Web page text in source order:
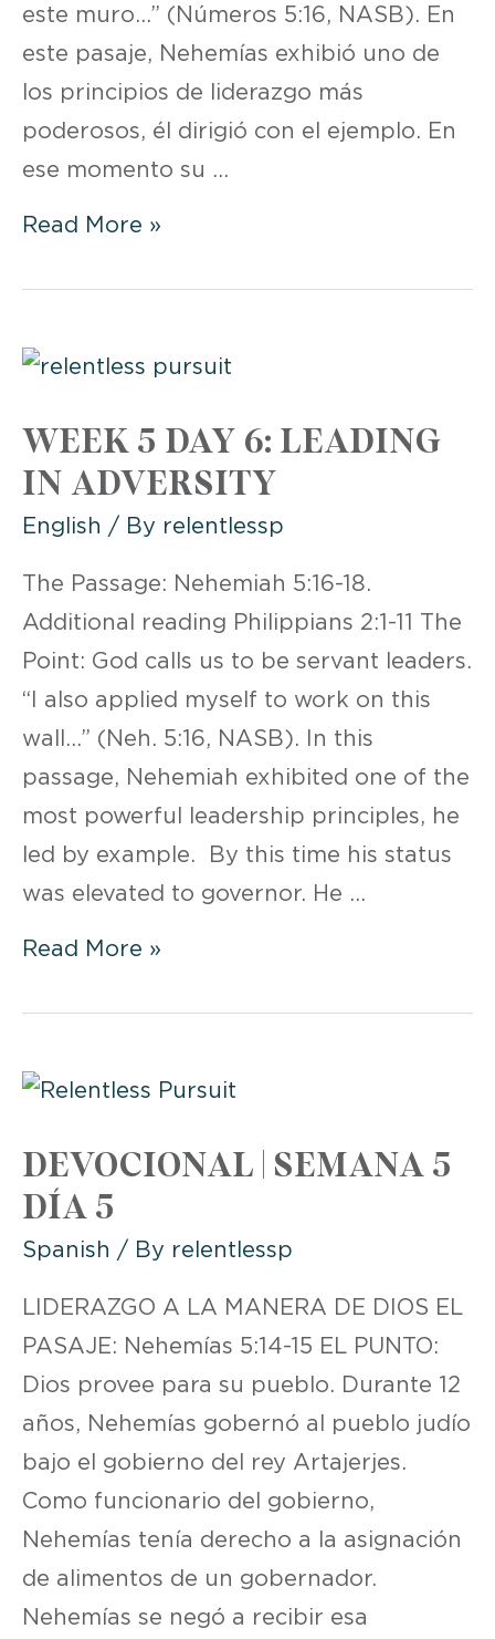
este muro…” (Números 5:16, NASB). En
este pasaje, Nehemías exhibió uno de
los principios de liderazgo más
poderosos, él dirigió con el ejemplo. En
ese momento su …
DEVOCIONAL
DÍA
Read More »
WEEK 5 DAY 6: LEADING
IN ADVERSITY
English / By relentlessp
The Passage: Nehemiah 5:16-18.
Additional reading Philippians 2:1-11 The
Point: God calls us to be servant leaders.
“I also applied myself to work on this
wall…” (Neh. 5:16, NASB). In this
passage, Nehemiah exhibited one of the
most powerful leadership principles, he
led by example. By this time his status
was elevated to governor. He …
WEEK
LEADING
ADVERSITY
Read More »
DEVOCIONAL | SEMANA 5
DÍA 5
Spanish / By relentlessp
LIDERAZGO A LA MANERA DE DIOS EL
PASAJE: Nehemías 5:14-15 EL PUNTO:
Dios provee para su pueblo. Durante 12
años, Nehemías gobernó al pueblo judío
bajo el gobierno del rey Artajerjes.
Como funcionario del gobierno,
Nehemías tenía derecho a la asignación
de alimentos de un gobernador.
Nehemías se negó a recibir esa